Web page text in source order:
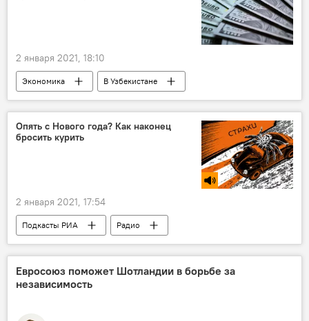
2 января 2021, 18:10
Экономика
В Узбекистане
Всемирный банк
Узбекистан
госбюджет
Опять с Нового года? Как наконец
бросить курить
2 января 2021, 17:54
Подкасты РИА Радио
Евросоюз поможет Шотландии в борьбе за
независимость